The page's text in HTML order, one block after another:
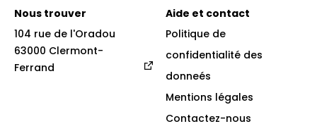
Nous trouver
104 rue de l'Oradou
63000 Clermont-
Ferrand
Aide et contact
Politique de
confidentialité des
donneés
Mentions légales
Contactez-nous